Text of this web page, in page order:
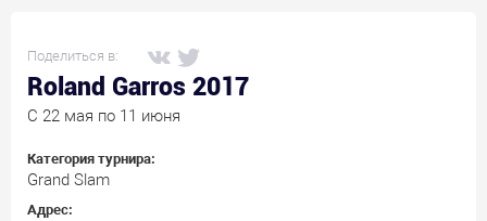
Поделиться в:
Roland Garros 2017
C 22 мая по 11 июня
Категория турнира:
Grand Slam
Адрес: